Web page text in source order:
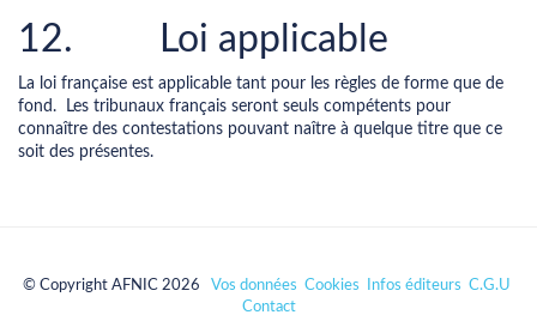
12. Loi applicable
La loi française est applicable tant pour les règles de forme que de
fond. Les tribunaux français seront seuls compétents pour
connaître des contestations pouvant naître à quelque titre que ce
soit des présentes.
© Copyright AFNIC 2026 Vos données Cookies Infos éditeurs C.G.U
Contact